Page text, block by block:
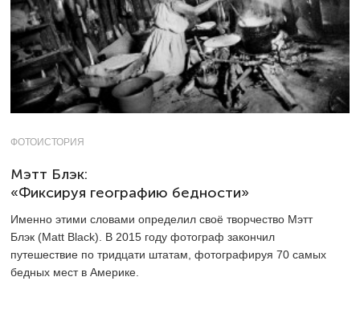
ФОТОИСТОРИЯ
Мэтт Блэк:
«Фиксируя географию бедности»
Именно этими словами определил своё творчество Мэтт
Блэк (Matt Black). В 2015 году фотограф закончил
путешествие по тридцати штатам, фотографируя 70 самых
бедных мест в Америке.